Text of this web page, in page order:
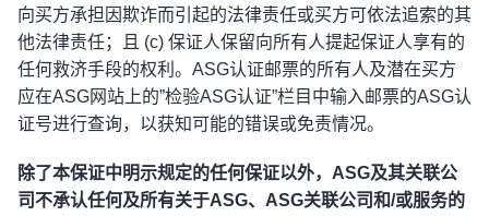
向买方承担因欺诈而引起的法律责任或买方可依法追索的其
他法律责任；且 (c) 保证人保留向所有人提起保证人享有的
任何救济手段的权利。ASG认证邮票的所有人及潜在买方
应在ASG网站上的”检验ASG认证”栏目中输入邮票的ASG认
证号进行查询，以获知可能的错误或免责情况。
除了本保证中明示规定的任何保证以外，ASG及其关联公
司不承认任何及所有关于ASG、ASG关联公司和/或服务的